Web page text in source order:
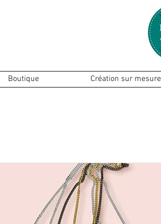
Boutique Création sur mesure